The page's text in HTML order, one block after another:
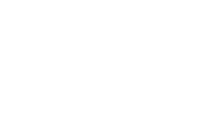
Windows XPか
ーは少なくな
しており、ハ
いと思われる
XPから